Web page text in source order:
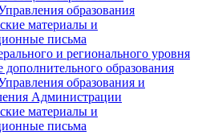
образования
материалы и
письма
и регионального уровня
дополнительного образования
образования и
Администрации
материалы и
письма